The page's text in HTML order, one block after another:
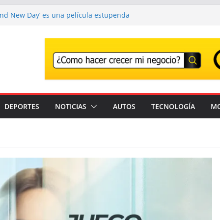
New Day’ es una película estupenda
de las películas más taquilleras de
a Franco Baresi, en un funeral
el Festival que transforma los
experiencia musical irrepetible: Corona
DEPORTES NOTICIAS AUTOS TECNOLOGÍA